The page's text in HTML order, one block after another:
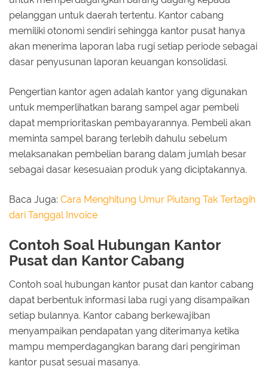
pelanggan untuk daerah tertentu. Kantor cabang
memiliki otonomi sendiri sehingga kantor pusat hanya
akan menerima laporan laba rugi setiap periode sebagai
dasar penyusunan laporan keuangan konsolidasi.
Pengertian kantor agen adalah kantor yang digunakan
untuk memperlihatkan barang sampel agar pembeli
dapat memprioritaskan pembayarannya. Pembeli akan
meminta sampel barang terlebih dahulu sebelum
melaksanakan pembelian barang dalam jumlah besar
sebagai dasar kesesuaian produk yang diciptakannya.
Baca Juga: Cara Menghitung Umur Piutang Tak Tertagih
dari Tanggal Invoice
Contoh Soal Hubungan Kantor
Pusat dan Kantor Cabang
Contoh soal hubungan kantor pusat dan kantor cabang
dapat berbentuk informasi laba rugi yang disampaikan
setiap bulannya. Kantor cabang berkewajiban
menyampaikan pendapatan yang diterimanya ketika
mampu memperdagangkan barang dari pengiriman
kantor pusat sesuai masanya.